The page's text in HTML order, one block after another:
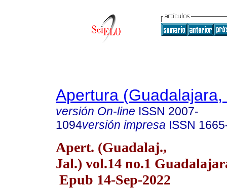
Apertura (Guadalajara,
versión On-line ISSN 2007-
1094versión impresa ISSN
Apert. (Guadalaj.,
Jal.) vol.14 no.1
Epub 14-Sep-2022